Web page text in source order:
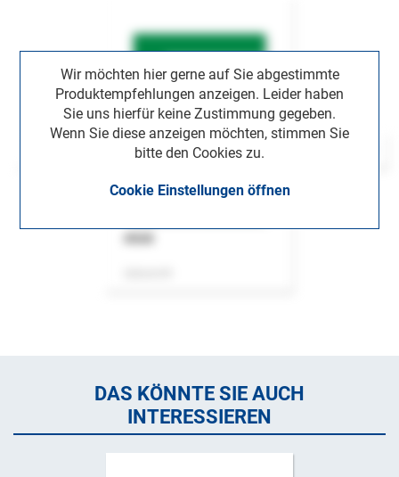
Wir möchten hier gerne auf Sie abgestimmte
Produktempfehlungen anzeigen. Leider haben
Sie uns hierfür keine Zustimmung gegeben.
Wenn Sie diese anzeigen möchten, stimmen Sie
bitte den Cookies zu.
Cookie Einstellungen öffnen
DAS KÖNNTE SIE AUCH
INTERESSIEREN